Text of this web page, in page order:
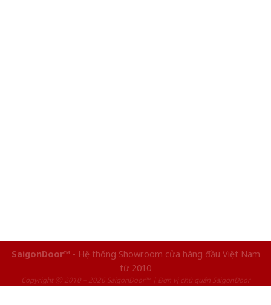
SaigonDoor™ - Hệ thống Showroom cửa hàng đầu Việt Nam
từ 2010
Copyright ⓒ 2010 – 2026 SaigonDoor™ | Đơn vị chủ quản SaigonDoor